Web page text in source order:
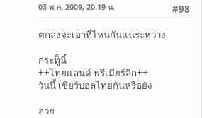
#98
03 พ.ค. 2009, 20:19 น.
ตกลงจะเอาที่ไหนกันแน่ระหว่าง
กระทู็นี้
++ไทยแลนด์ พรีเมียร์ลีก++
วันนี้ เชียร์บอลไทยกันหรือยัง
ฮ่วย